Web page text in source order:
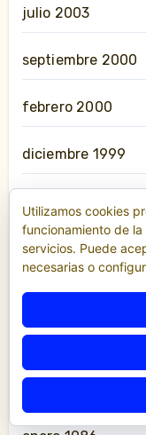
julio 2003
septiembre 2000
febrero 2000
diciembre 1999
enero 1996
febrero 1993
noviembre 1991
Utilizamos cookies
funcionamiento de
servicios. Puede
necesarias o